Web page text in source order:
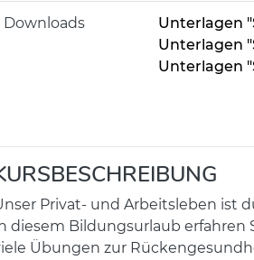
Downloads
Unterlagen
Unterlagen
Unterlagen
Privat- und Arbeitsleben ist
diesem Bildungsurlaub erfahren
Übungen zur